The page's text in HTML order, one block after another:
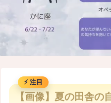
【画像】夏の田舎の